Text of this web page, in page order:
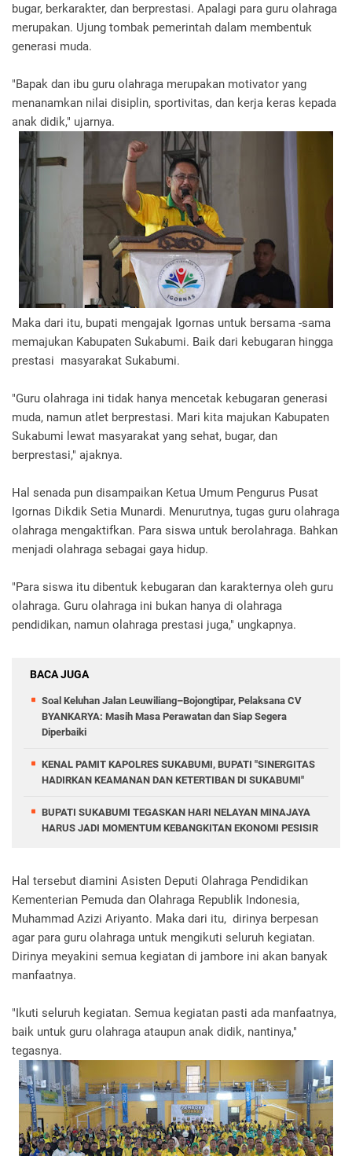
bugar, berkarakter, dan berprestasi. Apalagi para guru olahraga
merupakan. Ujung tombak pemerintah dalam membentuk
generasi muda.
"Bapak dan ibu guru olahraga merupakan motivator yang
menanamkan nilai disiplin, sportivitas, dan kerja keras kepada
anak didik," ujarnya.
Maka dari itu, bupati mengajak Igornas untuk bersama -sama
memajukan Kabupaten Sukabumi. Baik dari kebugaran hingga
prestasi masyarakat Sukabumi.
"Guru olahraga ini tidak hanya mencetak kebugaran generasi
muda, namun atlet berprestasi. Mari kita majukan Kabupaten
Sukabumi lewat masyarakat yang sehat, bugar, dan
berprestasi," ajaknya.
Hal senada pun disampaikan Ketua Umum Pengurus Pusat
Igornas Dikdik Setia Munardi. Menurutnya, tugas guru olahraga
olahraga mengaktifkan. Para siswa untuk berolahraga. Bahkan
menjadi olahraga sebagai gaya hidup.
"Para siswa itu dibentuk kebugaran dan karakternya oleh guru
olahraga. Guru olahraga ini bukan hanya di olahraga
pendidikan, namun olahraga prestasi juga," ungkapnya.
BACA JUGA
Soal Keluhan Jalan Leuwiliang–Bojongtipar, Pelaksana CV
BYANKARYA: Masih Masa Perawatan dan Siap Segera
Diperbaiki
KENAL PAMIT KAPOLRES SUKABUMI, BUPATI "SINERGITAS
HADIRKAN KEAMANAN DAN KETERTIBAN DI SUKABUMI"
BUPATI SUKABUMI TEGASKAN HARI NELAYAN MINAJAYA
HARUS JADI MOMENTUM KEBANGKITAN EKONOMI PESISIR
Hal tersebut diamini Asisten Deputi Olahraga Pendidikan
Kementerian Pemuda dan Olahraga Republik Indonesia,
Muhammad Azizi Ariyanto. Maka dari itu, dirinya berpesan
agar para guru olahraga untuk mengikuti seluruh kegiatan.
Dirinya meyakini semua kegiatan di jambore ini akan banyak
manfaatnya.
"Ikuti seluruh kegiatan. Semua kegiatan pasti ada manfaatnya,
baik untuk guru olahraga ataupun anak didik, nantinya,"
tegasnya.